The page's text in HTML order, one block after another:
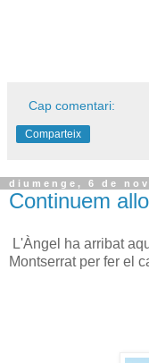
Cap comentari:
Comparteix
diumenge, 6 de
Continuem
L'Àngel ha arribat
Montserrat per fer el